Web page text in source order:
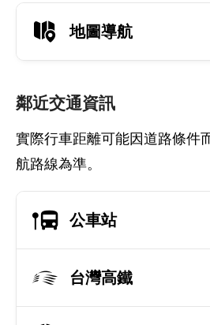
地圖導航
鄰近交通資訊
實際行車距離可能因道路條件
航路線為準。
公車站
台灣高鐵